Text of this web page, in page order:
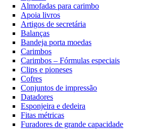
Almofadas para carimbo
Apoia livros
Artigos de secretária
Balanças
Bandeja porta moedas
Carimbos
Carimbos – Fórmulas especiais
Clips e pioneses
Cofres
Conjuntos de impressão
Datadores
Esponjeira e dedeira
Fitas métricas
Furadores de grande capacidade